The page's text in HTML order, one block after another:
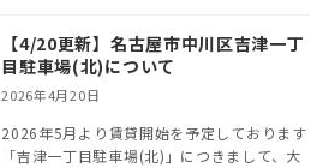
【4/20更新】名古屋市中川区吉津一丁
目駐車場(北)について
2026年4月20日
2026年5月より賃貸開始を予定しております
「吉津一丁目駐車場(北)」につきまして、大